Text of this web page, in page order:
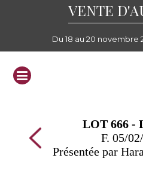
VENTE
Du 18 au 20 novembre
LOT 666 -
F. 05/
Présentée par